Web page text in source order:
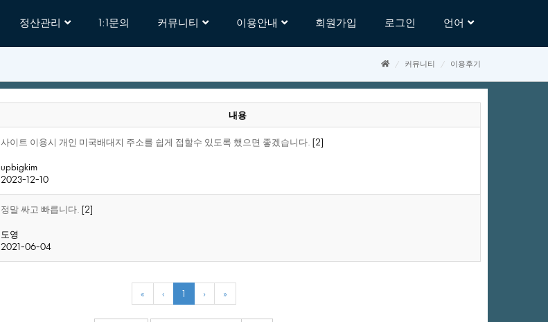
정산관리 1:1문의 커뮤니티 이용안내 회원가입 로그인 언어
커뮤니티 이용후기
내용
사이트이용시개인미국배대지주소를쉽게접할수있도록했으면좋겠습니다. [2]
upbigkim
2023-12-10
정말싸고빠릅니다. [2]
도영
2021-06-04
« ‹ 1 › »